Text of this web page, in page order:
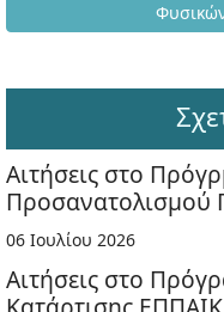
Αιτήσεις στο
Προσανατολισμού
06 Ιουλίου 2026
Αιτήσεις στο